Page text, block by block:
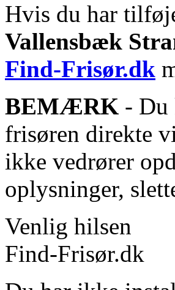
Hvis du har
Vallensbæk
Find-Frisør.dk
BEMÆRK - Du
frisøren direkte
ikke vedrører
oplysninger,
Venlig hilsen
Find-Frisør.dk